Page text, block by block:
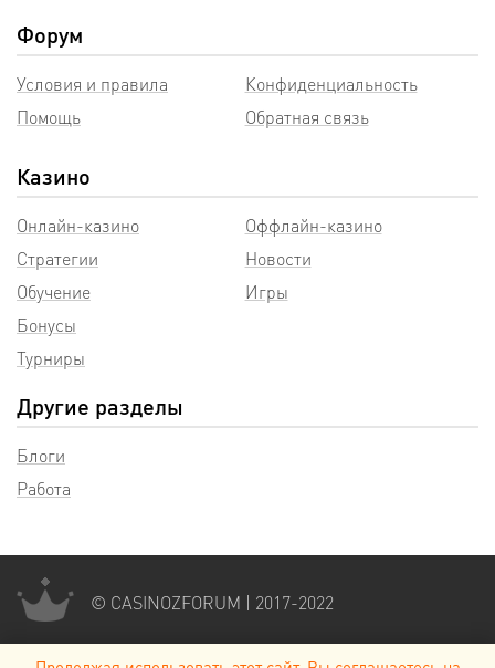
Казино
Онлайн-казино
Стратегии
Обучение
Бонусы
Турниры
Оффлайн-казино
Новости
Игры
Другие разделы
Блоги
Работа
Форум
Условия и правила
Конфиденциальность
Помощь
Обратная связь
© CASINOZFORUM | 2017-2022